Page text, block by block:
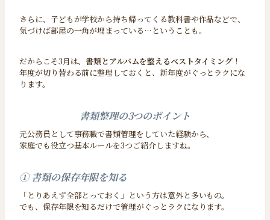
さらに、子どもが学校から持ち帰ってくる教科書や作品などで、
気づけば部屋の一角が埋まっている…ということも。
だからこそ3月は、書類とアルバムを整えるベストタイミング ！
年度が切り替わる前に整理しておくと、新年度がぐっとラクにな
ります。
書類整理の3つのポイント
元公務員として事務職で書類管理をしていた経験から、
家庭でも役立つ基本ルールを3つご紹介しますね。
① 書類の保存年限を知る
「とりあえず全部とっておく」という方は意外と多いもの。
でも、保存年限を知るだけで管理がぐっとラクになります。